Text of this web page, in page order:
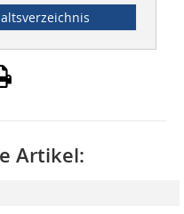
Artikel: